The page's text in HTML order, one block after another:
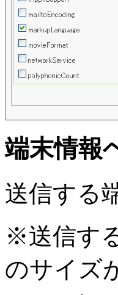
端末情報
送信する
※送信す
のサイズ